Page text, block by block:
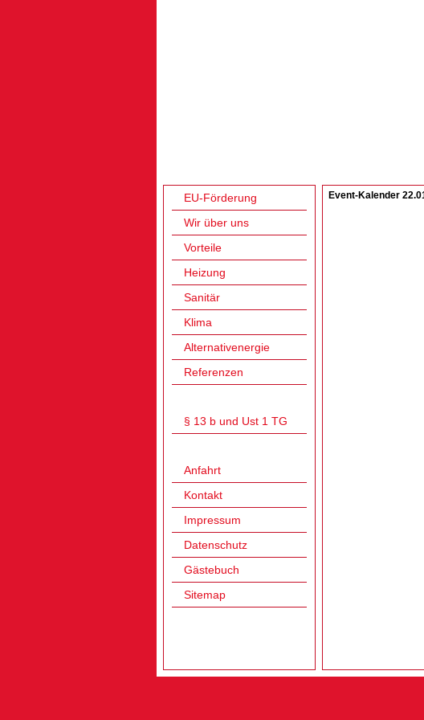
EU-Förderung
Wir über uns
Vorteile
Heizung
Sanitär
Klima
Alternativenergie
Referenzen
§ 13 b und Ust 1 TG
Anfahrt
Kontakt
Impressum
Datenschutz
Gästebuch
Sitemap
Event-Kalender